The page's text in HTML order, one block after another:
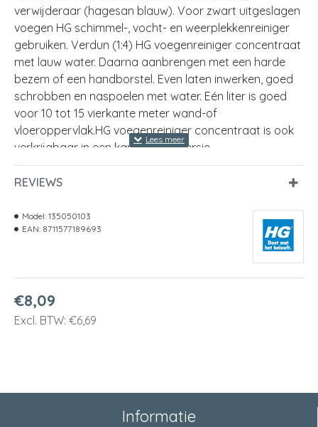
verwijderaar (hagesan blauw). Voor zwart uitgeslagen
voegen HG schimmel-, vocht- en weerplekkenreiniger
gebruiken. Verdun (1:4) HG voegenreiniger concentraat
met lauw water. Daarna aanbrengen met een harde
bezem of een handborstel. Even laten inwerken, goed
schrobben en naspoelen met water. Eén liter is goed
voor 10 tot 15 vierkante meter wand-of
vloeroppervlak.HG voegenreiniger concentraat is ook
verkrijgbaar in een kant & klare versie.
REVIEWS
€8,09
Excl. BTW: €6,69
Model: 135050103
EAN: 8711577189693
Informatie